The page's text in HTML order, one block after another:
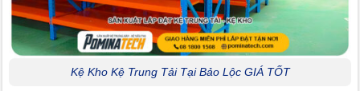
Kệ Kho Kệ Trung Tải Tại Bảo Lộc GIÁ TỐT